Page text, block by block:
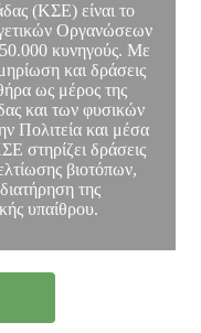
(ΚΣΕ) είναι το
Οργανώσεων
κυνηγούς. Με
και δράσεις
ως μέρος της
και των φυσικών
Πολιτεία και μέσα
στηρίζει δράσεις
βιοτόπων,
της
υπαίθρου.